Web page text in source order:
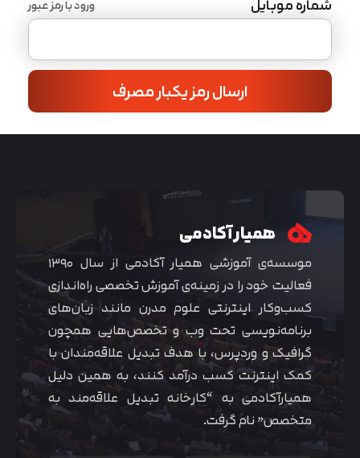
ورود با رمز عبور
ارسال رمز یکبار مصرف
همیار آکادمی
موسسه‌ی آموزشی همیار آکادمی از سال ۱۳۹۰
فعالیت خود را در زمینه‌ی آموزش تخصصی راه‌اندازی
کسب‌و‌کار اینترنتی علوم مدرن مانند زبان‌های
برنامه‌نویسی تحت وب و تخصص‌هایی همچون
گرافیک و وردپرس، با هدف تبدیل علاقه‌مندان با
کمک اینترنت کسب درآمد کنند، به همین دلیل
همیارآکادمی به “کارخانه تبدیل علاقه‌مند به
متخصص” نام گرفت.
متوجه شدم